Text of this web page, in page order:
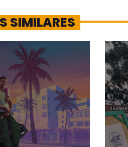
SIMILARES